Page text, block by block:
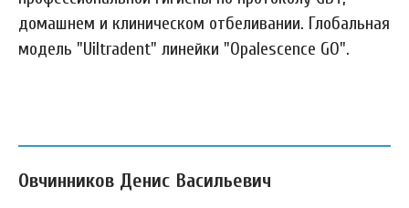
домашнем и клиническом отбеливании. Глобальная
модель "Uiltradent" линейки "Opalescence GO".
Овчинников Денис Васильевич